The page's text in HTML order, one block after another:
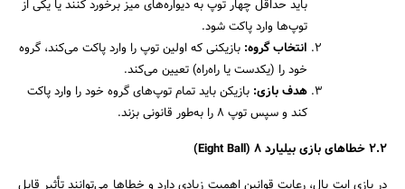
باید حداقل چهار توپ به دیواره‌های میز برخورد کنند یا یکی از
توپ‌ها وارد پاکت شود.
انتخاب گروه: بازیکنی که اولین توپ را وارد پاکت می‌کند، گروه
خود را (یکدست یا راه‌راه) تعیین می‌کند.
هدف بازی: بازیکن باید تمام توپ‌های گروه خود را وارد پاکت
کند و سپس توپ ۸ را به‌طور قانونی بزند.
۲.۲خطاهای بازی بیلیارد۸ (Eight Ball)